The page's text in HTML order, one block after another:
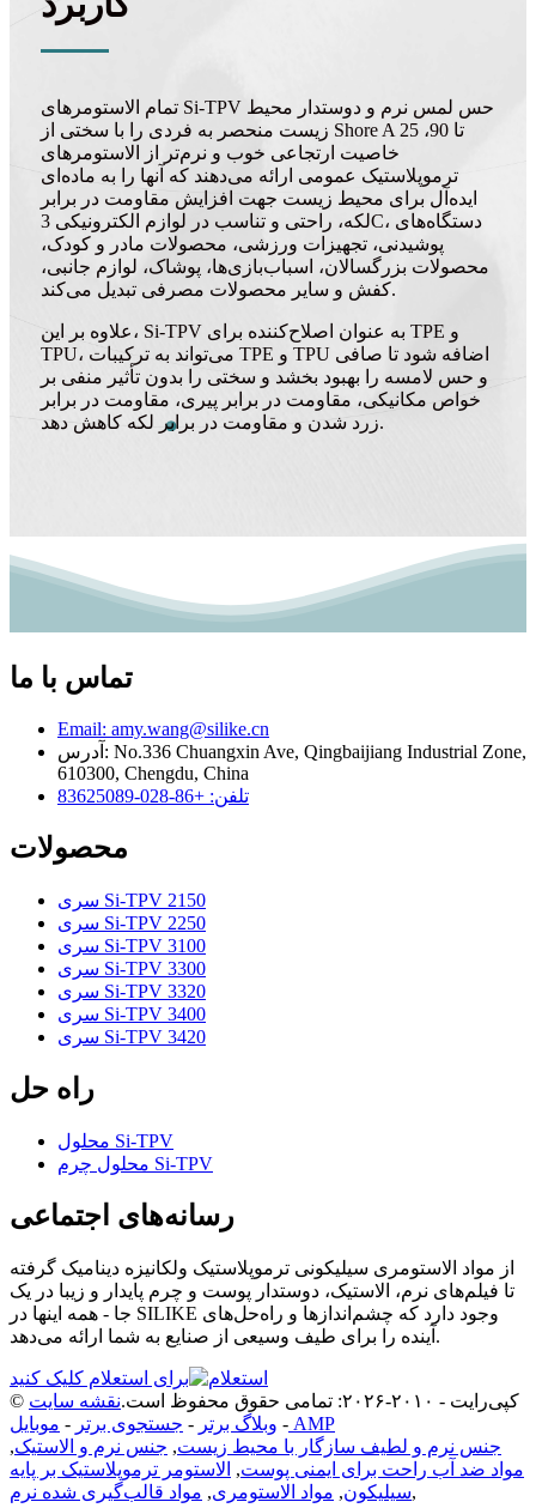
تمام الاستومرهای Si-TPV حس لمس نرم و دوستدار محیط
زیست منحصر به فردی را با سختی از Shore A 25 تا 90،
خاصیت ارتجاعی خوب و نرم‌تر از الاستومرهای
ترموپلاستیک عمومی ارائه می‌دهند که آنها را به ماده‌ای
ایده‌آل برای محیط زیست جهت افزایش مقاومت در برابر
لکه، راحتی و تناسب در لوازم الکترونیکی 3C، دستگاه‌های
پوشیدنی، تجهیزات ورزشی، محصولات مادر و کودک،
محصولات بزرگسالان، اسباب‌بازی‌ها، پوشاک، لوازم جانبی،
کفش و سایر محصولات مصرفی تبدیل می‌کند.
علاوه بر این، Si-TPV به عنوان اصلاح‌کننده برای TPE و
TPU، می‌تواند به ترکیبات TPE و TPU اضافه شود تا صافی
و حس لامسه را بهبود بخشد و سختی را بدون تأثیر منفی بر
خواص مکانیکی، مقاومت در برابر پیری، مقاومت در برابر
زرد شدن و مقاومت در برابر لکه کاهش دهد.
تماس با ما
Email: amy.wang@silike.cn
آدرس: No.336 Chuangxin Ave, Qingbaijiang Industrial Zone,
610300, Chengdu, China
تلفن: +86-028-83625089
محصولات
سری Si-TPV 2150
سری Si-TPV 2250
سری Si-TPV 3100
سری Si-TPV 3300
سری Si-TPV 3320
سری Si-TPV 3400
سری Si-TPV 3420
راه حل
محلول Si-TPV
محلول چرم Si-TPV
رسانه‌های اجتماعی
از مواد الاستومری سیلیکونی ترموپلاستیک ولکانیزه دینامیک گرفته
تا فیلم‌های نرم، الاستیک، دوستدار پوست و چرم پایدار و زیبا در یک
جا - همه اینها در SILIKE وجود دارد که چشم‌اندازها و راه‌حل‌های
آینده را برای طیف وسیعی از صنایع به شما ارائه می‌دهد.
برای استعلام کلیک کنید
© کپی‌رایت - ۲۰۱۰-۲۰۲۶: تمامی حقوق محفوظ است.
نقشه سایت
- وبلاگ برتر - جستجوی برتر -
موبایل AMP
جنس نرم و لطیف سازگار با محیط زیست, جنس نرم و الاستیک,
مواد ضد آب راحت برای ایمنی پوست, الاستومر ترموپلاستیک بر پایه
سیلیکون, مواد الاستومری, مواد قالب‌گیری شده نرم ,